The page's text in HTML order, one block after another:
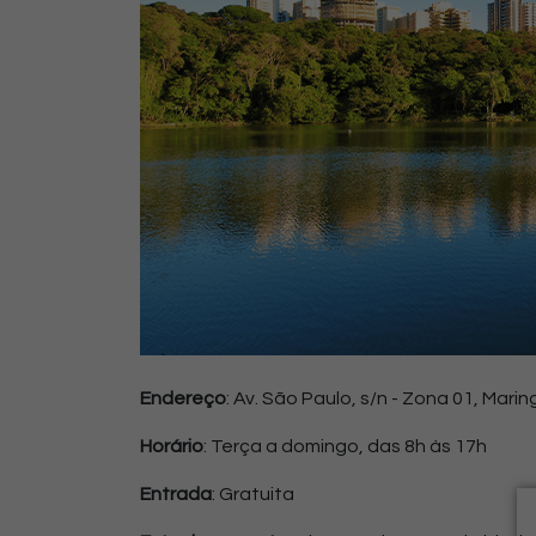
Endereço: Av. São Paulo, s/n - Zona 01,
Horário: Terça a domingo, das 8h às 17h
Entrada: Gratuita